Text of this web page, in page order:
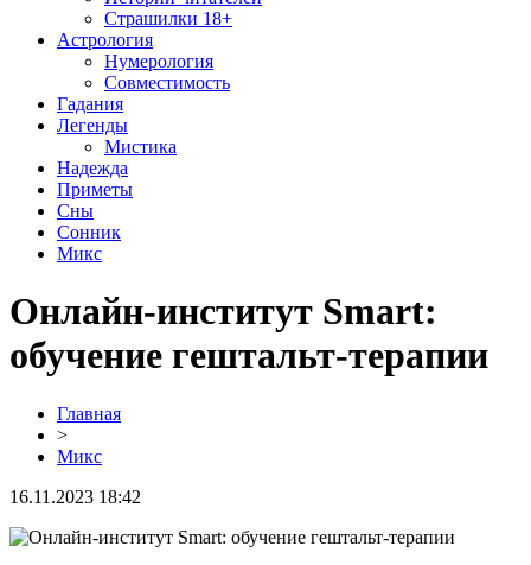
Страшилки 18+
Астрология
Нумерология
Совместимость
Гадания
Легенды
Мистика
Надежда
Приметы
Сны
Сонник
Микс
Онлайн-институт Smart:
обучение гештальт-терапии
Главная
>
Микс
16.11.2023 18:42